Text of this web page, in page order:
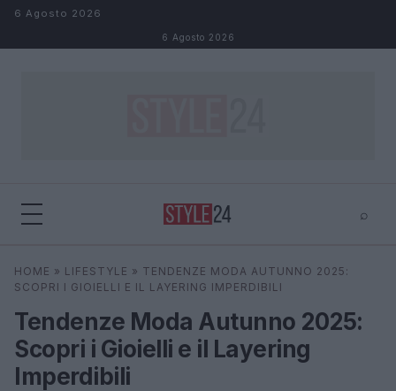
Salta al contenuto
6 Agosto 2026
6 Agosto 2026
⌕
Cerca ⌕
HOME » LIFESTYLE » TENDENZE MODA AUTUNNO 2025:
SCOPRI I GIOIELLI E IL LAYERING IMPERDIBILI
Tendenze Moda Autunno 2025:
Scopri i Gioielli e il Layering
Imperdibili